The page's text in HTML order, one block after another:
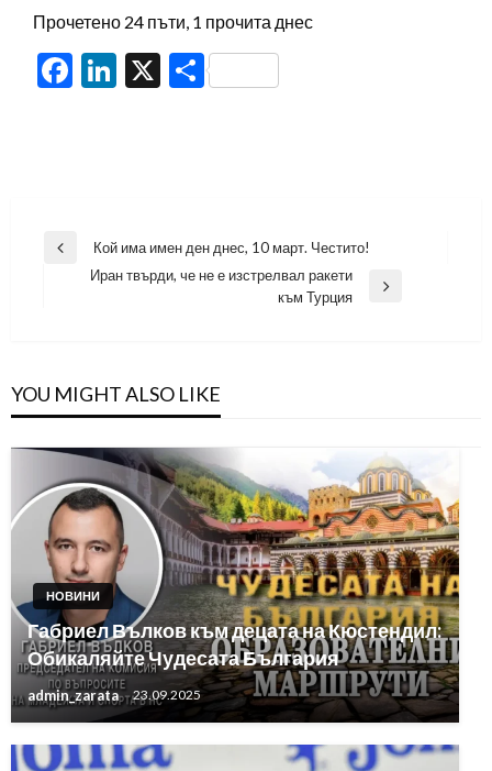
Прочетено 24 пъти, 1 прочита днес
Facebook
LinkedIn
X Share
Навигация
Previous
Кой има имен ден днес, 10 март. Честито!
Иран твърди, че не е изстрелвал ракети
към Турция
YOU MIGHT ALSO LIKE
НОВИНИ
Габриел Вълков към децата на Кюстендил:
Обикаляйте Чудесата България
admin_zarata 23.09.2025